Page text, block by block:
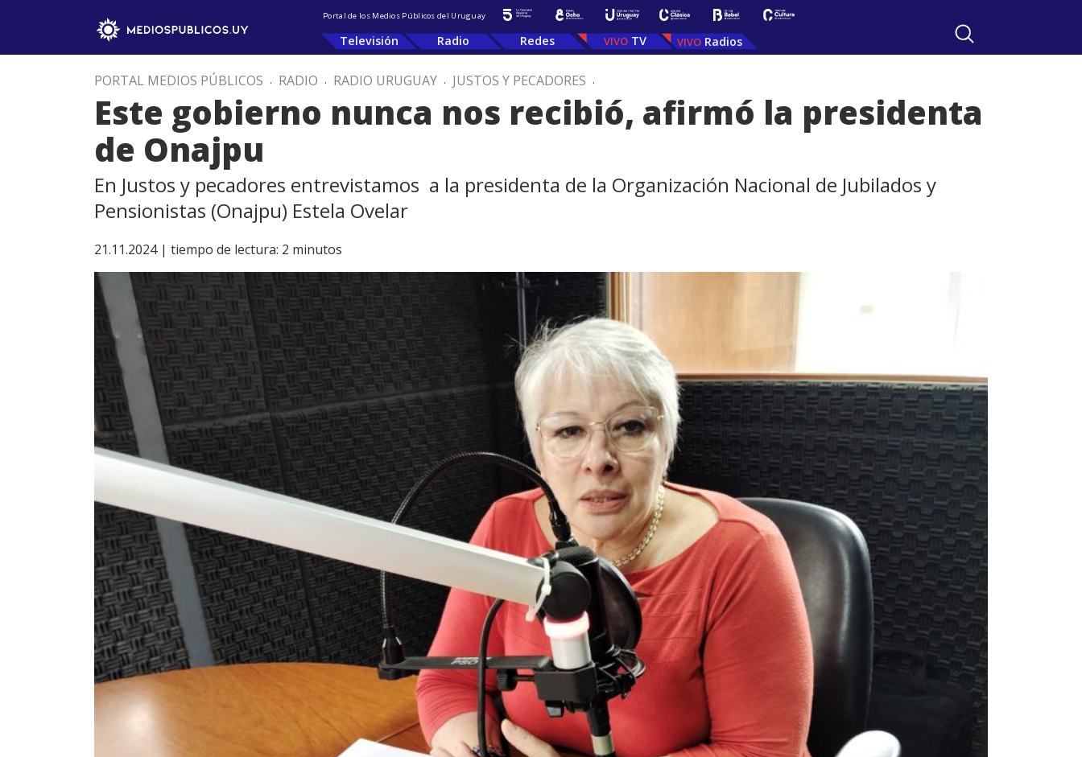
Portal de los Medios Públicos del Uruguay
Televisión Radio Redes TV Radios
PORTAL MEDIOS PÚBLICOS . RADIO . RADIO URUGUAY . JUSTOS Y PECADORES .
Este gobierno nunca nos recibió, afirmó la presidenta
de Onajpu
En Justos y pecadores entrevistamos a la presidenta de la Organización Nacional de Jubilados y
Pensionistas (Onajpu) Estela Ovelar
21.11.2024 | tiempo de lectura: 2 minutos